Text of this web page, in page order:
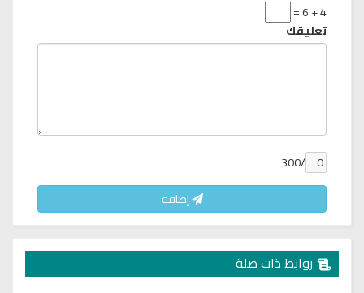
4 + 6 =
تعليقك
/300
إضافة
روابط ذات صلة